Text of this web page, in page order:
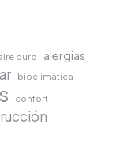
puro alergias
bioclimática
confort